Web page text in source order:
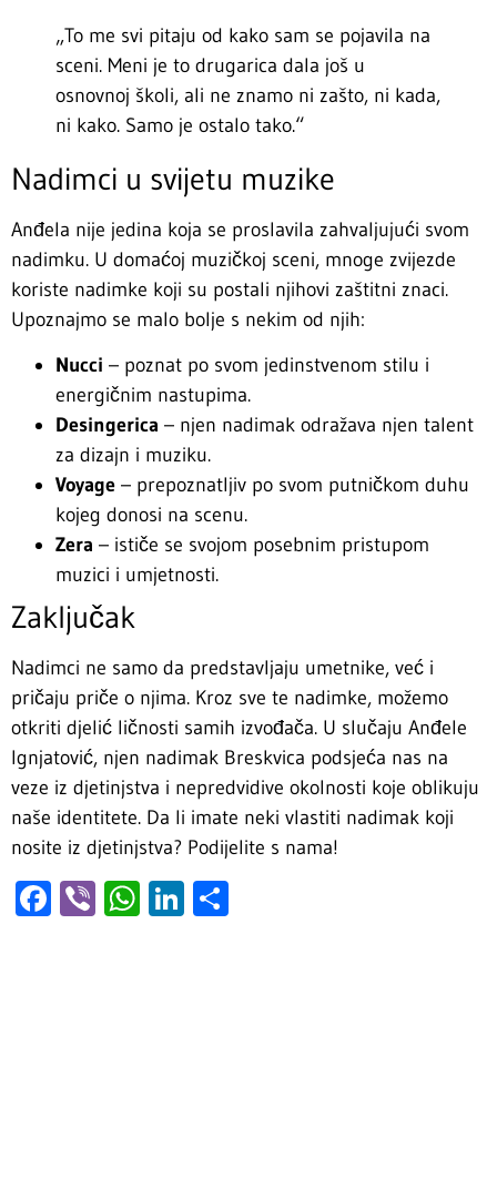
„To me svi pitaju od kako sam se pojavila na
sceni. Meni je to drugarica dala još u
osnovnoj školi, ali ne znamo ni zašto, ni kada,
ni kako. Samo je ostalo tako.“
Nadimci u svijetu muzike
Anđela nije jedina koja se proslavila zahvaljujući svom
nadimku. U domaćoj muzičkoj sceni, mnoge zvijezde
koriste nadimke koji su postali njihovi zaštitni znaci.
Upoznajmo se malo bolje s nekim od njih:
Nucci – poznat po svom jedinstvenom stilu i
energičnim nastupima.
Desingerica – njen nadimak odražava njen talent
za dizajn i muziku.
Voyage – prepoznatljiv po svom putničkom duhu
kojeg donosi na scenu.
Zera – ističe se svojom posebnim pristupom
muzici i umjetnosti.
Zaključak
Nadimci ne samo da predstavljaju umetnike, već i
pričaju priče o njima. Kroz sve te nadimke, možemo
otkriti djelić ličnosti samih izvođača. U slučaju Anđele
Ignjatović, njen nadimak Breskvica podsjeća nas na
veze iz djetinjstva i nepredvidive okolnosti koje oblikuju
naše identitete. Da li imate neki vlastiti nadimak koji
nosite iz djetinjstva? Podijelite s nama!
Facebook
ViberWhatsApp
LinkedIn